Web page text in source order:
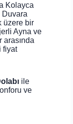
Kolayca
Duvara
üzere bir
Ayna ve
arasında
fiyat
ile
ve